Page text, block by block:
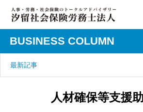
BUSINESS COLUMN
最新記事
人材確保等支援